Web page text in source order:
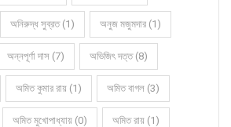
অনিরুদ্ধ সুব্রত (1) অনুজ মজুমদার (1)
অন্নপূর্ণা দাস (7) অভিজিৎ দত্ত (8)
অমিত কুমার রায় (1) অমিত বাগল (3)
অমিত মুখোপাধ্যায় (0) অমিত রায় (1)